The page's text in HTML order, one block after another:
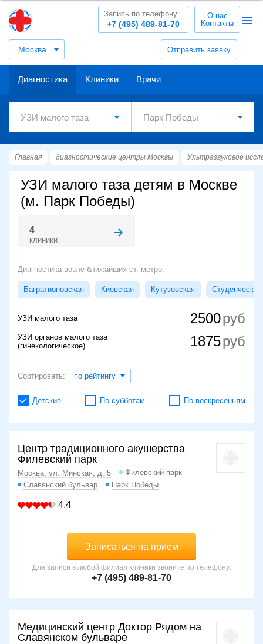
Москва Отправить заявку
+7 (495) 489-81-70
Запись по телефону:
О нас
Контакты
Диагностика Клиники Врачи
Главная диагностические центры Москвы Ультразвуковое
УЗИ малого таза детям в Москве
(м. Парк Победы)
4
клиники
Диагностика возле ближайших ст. метро:
Багратионовская Киевская Кутузовская Студенческая
УЗИ малого таза 2500
УЗИ органов малого таза
(гинекологическое)
1875
Сортировать: по рейтингу
Детские По субботам По воскресеньям
Центр традиционного акушерства
Филевский парк
Москва, ул. Минская, д. 5
Филёвский парк
Славянский бульвар
Парк Победы
4.4
Записаться на прием
Для записи в любой филиал клиники звоните по телефону:
+7 (495) 489-81-70
Медицинский центр Доктор Рядом на
Славянском бульваре